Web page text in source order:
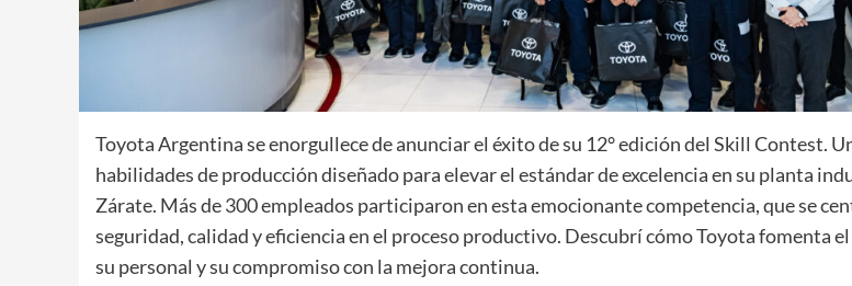
Toyota Argentina se enorgullece de anunciar el éxito de su 12° edición del Skill Contest.
habilidades de producción diseñado para elevar el estándar de excelencia en su planta
Zárate. Más de 300 empleados participaron en esta emocionante competencia, que se
seguridad, calidad y eficiencia en el proceso productivo. Descubrí cómo Toyota fomenta
su personal y su compromiso con la mejora continua.